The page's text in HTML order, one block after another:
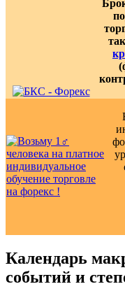
Календарь
событий и